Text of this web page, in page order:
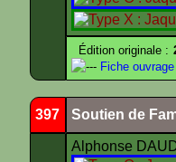
Édition originale :
--- Fiche ouvrage
397 Soutien de
Alphonse